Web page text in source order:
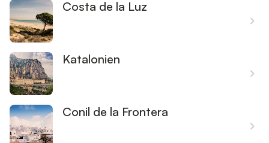
Costa de la Luz
Katalonien
Conil de la Frontera